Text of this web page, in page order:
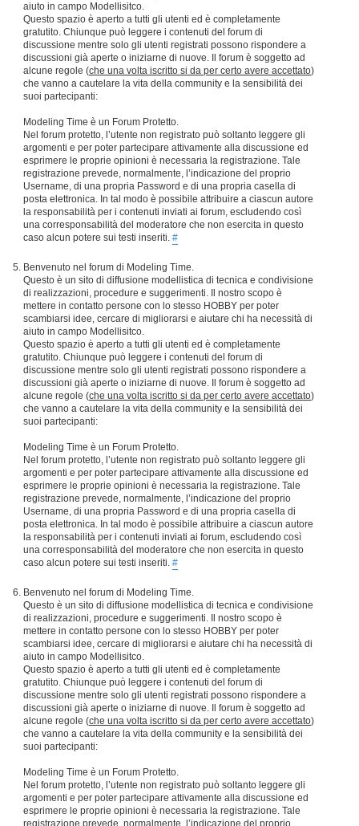
aiuto in campo Modellisitco.
Questo spazio è aperto a tutti gli utenti ed è completamente
gratutito. Chiunque può leggere i contenuti del forum di
discussione mentre solo gli utenti registrati possono rispondere a
discussioni già aperte o iniziarne di nuove. Il forum è soggetto ad
alcune regole (che una volta iscritto si da per certo avere accettato)
che vanno a cautelare la vita della community e la sensibilità dei
suoi partecipanti:
Modeling Time è un Forum Protetto.
Nel forum protetto, l’utente non registrato può soltanto leggere gli
argomenti e per poter partecipare attivamente alla discussione ed
esprimere le proprie opinioni è necessaria la registrazione. Tale
registrazione prevede, normalmente, l’indicazione del proprio
Username, di una propria Password e di una propria casella di
posta elettronica. In tal modo è possibile attribuire a ciascun autore
la responsabilità per i contenuti inviati ai forum, escludendo così
una corresponsabilità del moderatore che non esercita in questo
caso alcun potere sui testi inseriti. #
Benvenuto nel forum di Modeling Time.
Questo è un sito di diffusione modellistica di tecnica e condivisione
di realizzazioni, procedure e suggerimenti. Il nostro scopo è
mettere in contatto persone con lo stesso HOBBY per poter
scambiarsi idee, cercare di migliorarsi e aiutare chi ha necessità di
aiuto in campo Modellisitco.
Questo spazio è aperto a tutti gli utenti ed è completamente
gratutito. Chiunque può leggere i contenuti del forum di
discussione mentre solo gli utenti registrati possono rispondere a
discussioni già aperte o iniziarne di nuove. Il forum è soggetto ad
alcune regole (che una volta iscritto si da per certo avere accettato)
che vanno a cautelare la vita della community e la sensibilità dei
suoi partecipanti:
Modeling Time è un Forum Protetto.
Nel forum protetto, l’utente non registrato può soltanto leggere gli
argomenti e per poter partecipare attivamente alla discussione ed
esprimere le proprie opinioni è necessaria la registrazione. Tale
registrazione prevede, normalmente, l’indicazione del proprio
Username, di una propria Password e di una propria casella di
posta elettronica. In tal modo è possibile attribuire a ciascun autore
la responsabilità per i contenuti inviati ai forum, escludendo così
una corresponsabilità del moderatore che non esercita in questo
caso alcun potere sui testi inseriti. #
Benvenuto nel forum di Modeling Time.
Questo è un sito di diffusione modellistica di tecnica e condivisione
di realizzazioni, procedure e suggerimenti. Il nostro scopo è
mettere in contatto persone con lo stesso HOBBY per poter
scambiarsi idee, cercare di migliorarsi e aiutare chi ha necessità di
aiuto in campo Modellisitco.
Questo spazio è aperto a tutti gli utenti ed è completamente
gratutito. Chiunque può leggere i contenuti del forum di
discussione mentre solo gli utenti registrati possono rispondere a
discussioni già aperte o iniziarne di nuove. Il forum è soggetto ad
alcune regole (che una volta iscritto si da per certo avere accettato)
che vanno a cautelare la vita della community e la sensibilità dei
suoi partecipanti:
Modeling Time è un Forum Protetto.
Nel forum protetto, l’utente non registrato può soltanto leggere gli
argomenti e per poter partecipare attivamente alla discussione ed
esprimere le proprie opinioni è necessaria la registrazione. Tale
registrazione prevede, normalmente, l’indicazione del proprio